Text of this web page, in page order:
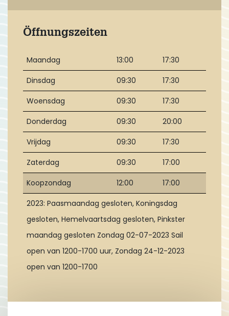
Öffnungszeiten
Maandag 13:00
17:30
Dinsdag
09:30
17:30
Woensdag
09:30
17:30
Donderdag
09:30
20:00
Vrijdag
09:30
17:30
Zaterdag
09:30
17:00
Koopzondag
12:00
17:00
2023: Paasmaandag gesloten, Koningsdag
gesloten, Hemelvaartsdag gesloten, Pinkster
maandag gesloten Zondag 02-07-2023 Sail
open van 1200-1700 uur, Zondag 24-12-2023
open van 1200-1700